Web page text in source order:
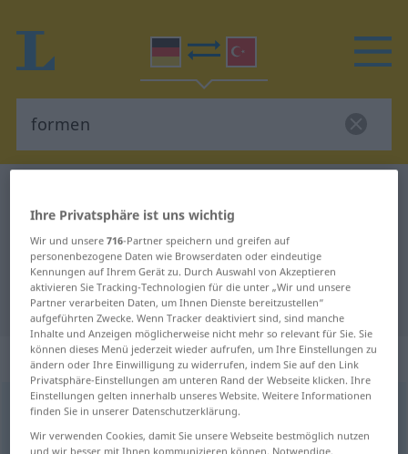
Deutsch-Türkisch Übersetzung für
"formen"
"formen" Türkisch Übersetzung
„formen“: transitives Verb
formen v/t < h.>
Übersicht aller Übersetzungen
Ihre Privatsphäre ist uns wichtig
Wir und unsere716-Partner speichern und greifen auf
personenbezogene Daten wie Browserdaten oder eindeutige
Kennungen auf Ihrem Gerät zu. Durch Auswahl von Akzeptieren
aktivieren Sie Tracking-Technologien für die unter „Wir und unsere
Partner verarbeiten Daten, um Ihnen Dienste bereitzustellen“
aufgeführten Zwecke. Wenn Tracker deaktiviert sind, sind manche
Inhalte und Anzeigen möglicherweise nicht mehr so relevant für Sie. Sie
können dieses Menü jederzeit wieder aufrufen, um Ihre Einstellungen zu
ändern oder Ihre Einwilligung zu widerrufen, indem Sie auf den Link
Privatsphäre-Einstellungen am unteren Rand der Webseite klicken. Ihre
Einstellungen gelten innerhalb unseres Website. Weitere Informationen
finden Sie in unserer Datenschutzerklärung.
Wir verwenden Cookies, damit Sie unsere Webseite bestmöglich nutzen
und wir besser mit Ihnen kommunizieren können. Notwendige,